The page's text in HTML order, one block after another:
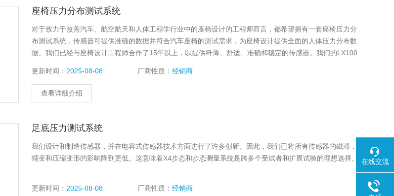
座椅压力分布测试系统
对于致力于改善汽车、航空航天和人体工程学行业中的座椅设计的工程师而言，都希望拥有一套座椅压力分
布测试系统，传感器可提供准确的数据并符合汽车座椅的测试需求，为座椅设计提供全面的人体压力分布数
据。我们已经与座椅设计工程师合作了15年以上，以提供纤薄、舒适、准确和稳定的传感器。我们的LX100
人体工学设计
更新时间： 2025-08-08 厂商性质：经销商
查看详细介绍
足底压力测试系统
我们设计和制造传感器，并在电容式传感器技术方面进行了许多创新。因此，我们已将所有传感器的磁滞，
蠕变和压缩变形的影响降到更低。这意味着X4步态和步态测量系统是跨多个受试者和扩展试验的理想选择。
更新时间： 2025-08-08 厂商性质：经销商
在线交流